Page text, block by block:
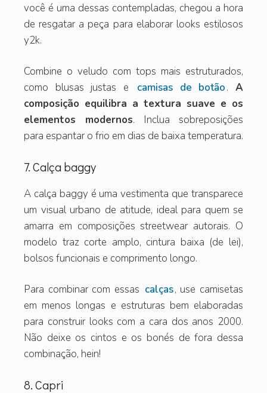
você é uma dessas contempladas, chegou a hora
de resgatar a peça para elaborar looks estilosos
y2k.
Combine o veludo com tops mais estruturados,
como blusas justas e
camisas de botão.A
composição equilibra a textura suave e os
elementos modernos. Inclua sobreposições
para espantar o frio em dias de baixa temperatura.
7. Calça baggy
A calça baggy é uma vestimenta que transparece
um visual urbano de atitude, ideal para quem se
amarra em composições streetwear autorais. O
modelo traz corte amplo, cintura baixa (de lei),
bolsos funcionais e comprimento longo.
Para combinar com essas calças, use camisetas
em menos longas e estruturas bem elaboradas
para construir looks com a cara dos anos 2000.
Não deixe os cintos e os bonés de fora dessa
combinação, hein!
8. Capri